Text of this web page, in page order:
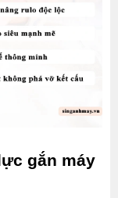
gắn máy